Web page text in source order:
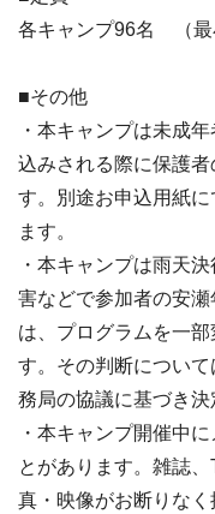
各キャンプ96名 （
■その他
・本キャンプは未成
込みされる際に保護
す。別途お申込用紙
ます。
・本キャンプは雨天
害などで参加者の安
は、プログラムを一
す。その判断につい
務局の協議に基づき決
・本キャンプ開催中
とがあります。雑誌
真・映像がお断りなく